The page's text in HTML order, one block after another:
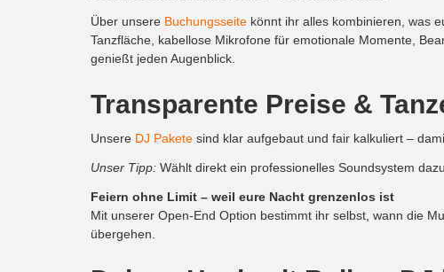
Über unsere Buchungsseite könnt ihr alles kombinieren, was
Tanzfläche, kabellose Mikrofone für emotionale Momente,
genießt jeden Augenblick.
Transparente Preise &
Unsere DJ Pakete sind klar aufgebaut und fair kalkuliert –
Unser Tipp: Wählt direkt ein professionelles Soundsystem
Feiern ohne Limit – weil eure Nacht grenzenlos ist
Mit unserer Open-End Option bestimmt ihr selbst, wann die
übergehen.